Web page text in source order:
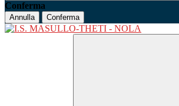
Conferma
Annulla Conferma